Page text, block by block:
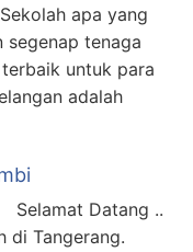
apa yang
segenap tenaga
untuk para
adalah
Selamat Datang ..
di Tangerang.